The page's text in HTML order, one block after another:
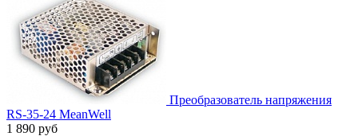
Преобразователь напряжения
RS-35-24 MeanWell
1 890 руб